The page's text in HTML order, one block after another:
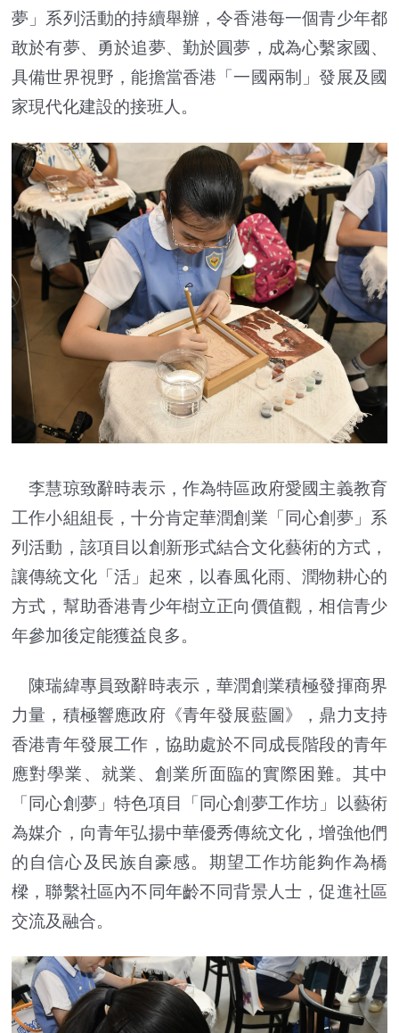
夢」系列活動的持續舉辦，令香港每一個青少年都
敢於有夢、勇於追夢、勤於圓夢，成為心繫家國、
具備世界視野，能擔當香港「一國兩制」發展及國
家現代化建設的接班人。
李慧琼致辭時表示，作為特區政府愛國主義教育
工作小組組長，十分肯定華潤創業「同心創夢」系
列活動，該項目以創新形式結合文化藝術的方式，
讓傳統文化「活」起來，以春風化雨、潤物耕心的
方式，幫助香港青少年樹立正向價值觀，相信青少
年參加後定能獲益良多。
陳瑞緯專員致辭時表示，華潤創業積極發揮商界
力量，積極響應政府《青年發展藍圖》，鼎力支持
香港青年發展工作，協助處於不同成長階段的青年
應對學業、就業、創業所面臨的實際困難。其中
「同心創夢」特色項目「同心創夢工作坊」以藝術
為媒介，向青年弘揚中華優秀傳統文化，增強他們
的自信心及民族自豪感。期望工作坊能夠作為橋
樑，聯繫社區內不同年齡不同背景人士，促進社區
交流及融合。